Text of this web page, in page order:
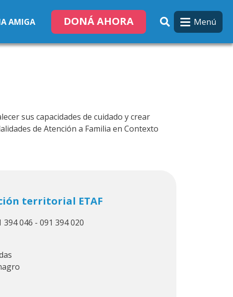
AMIGA DONÁ AHORA Menú
sus capacidades de cuidado y crear
de Atención a Familia en Contexto
territorial ETAF
394 046 - 091 394 020